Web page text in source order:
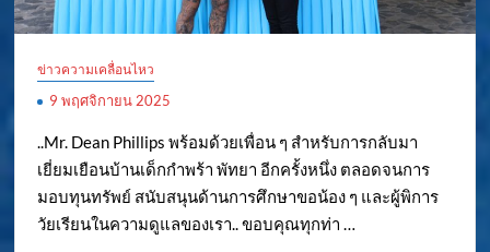
ข่าวความเคลื่อนไหว
9 พฤศจิกายน 2025
..Mr. Dean Phillips พร้อมด้วยเพื่อน ๆ สำหรับการกลับมา
เยี่ยมเยือนบ้านเด็กกำพร้า พัทยา อีกครั้งหนึ่ง ตลอดจนการ
มอบทุนทรัพย์ สนับสนุนด้านการศึกษาขอน้อง ๆ และผู้พิการ
วัยเรียนในความดูแลของเรา.. ขอบคุณทุกท่า …